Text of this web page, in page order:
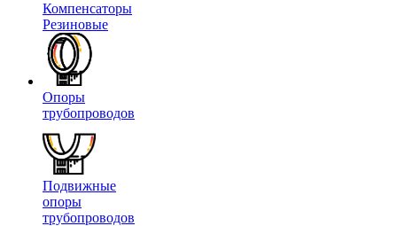
Компенсаторы
Резиновые
Опоры
трубопроводов
Подвижные
опоры
трубопроводов